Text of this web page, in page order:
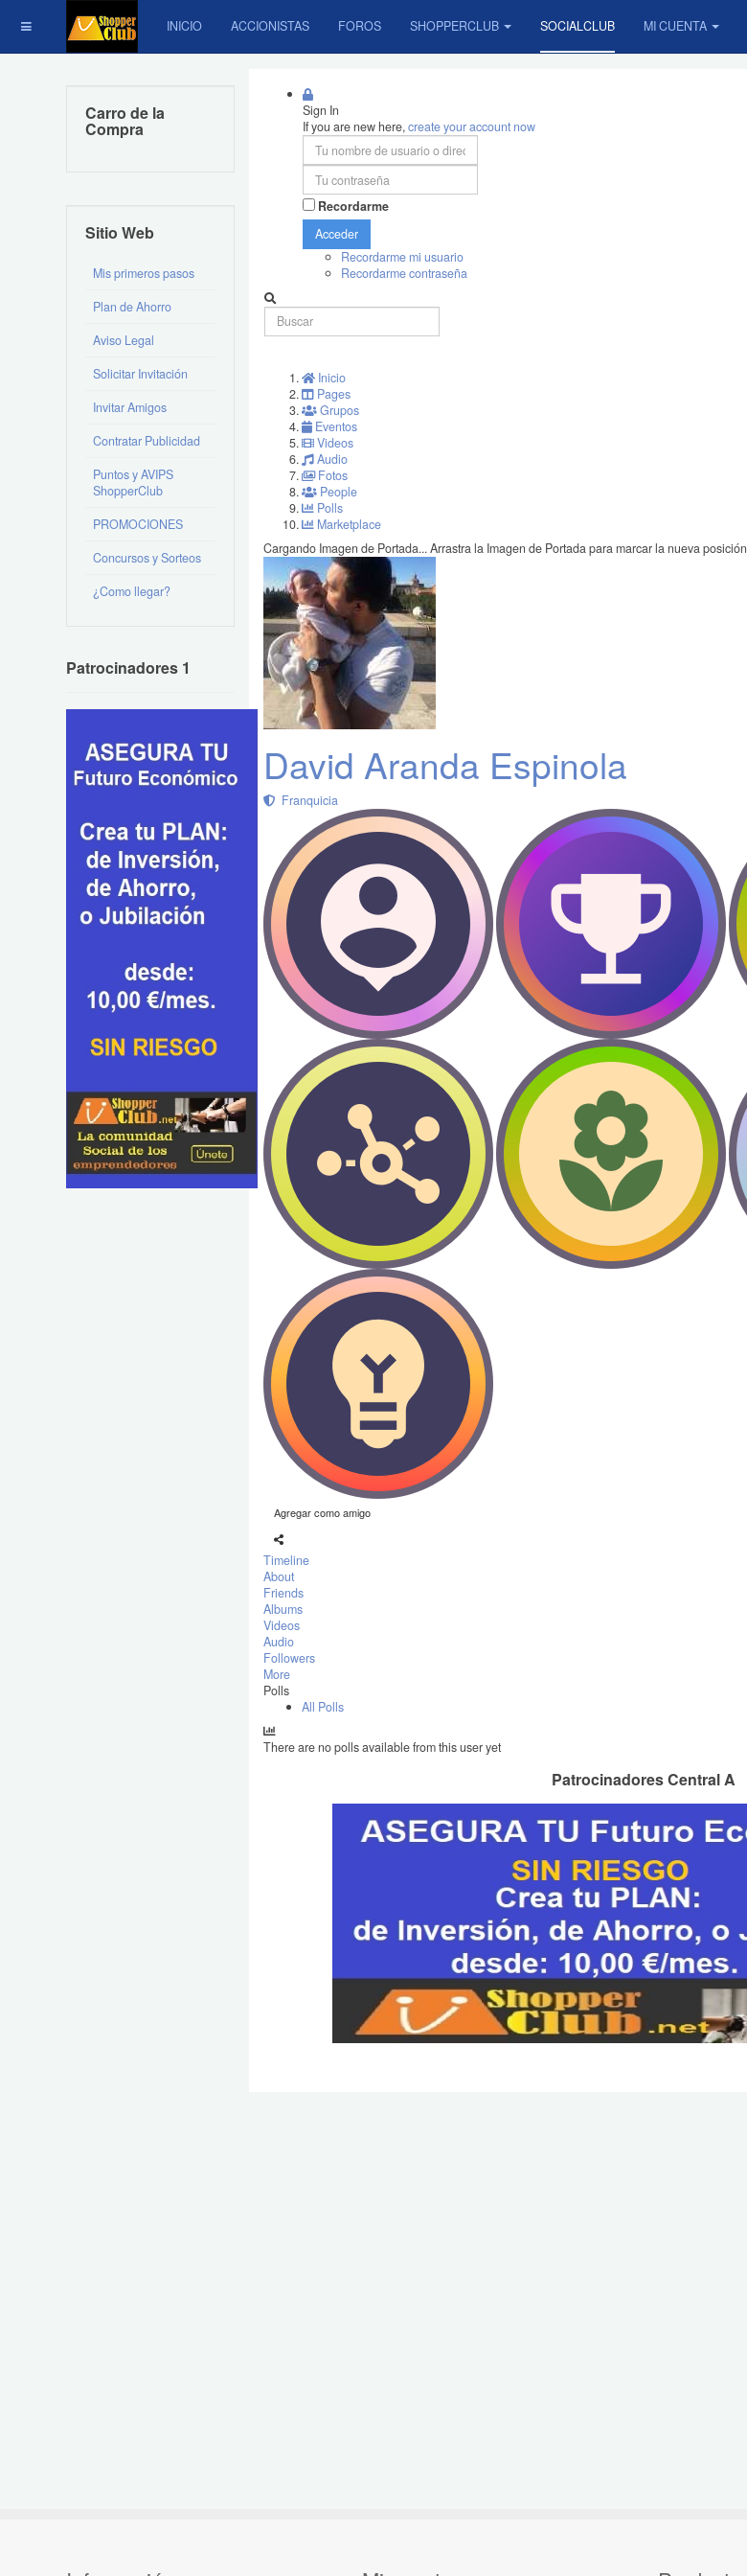
INICIO ACCIONISTAS FOROS SHOPPERCLUB SOCIALCLUB MI CUENTA
Sign In
If you are new here,create your account now
Recordarme
Acceder
Recordarme mi usuario
Recordarme contraseña
Inicio
Pages
Grupos
Eventos
Videos
Audio
Fotos
People
Polls
Marketplace
Cargando Imagen de Portada...Arrastra la Imagen de Portada para marcar la nueva posición
David Aranda Espinola
Franquicia
Agregar como amigo
Timeline
About
Friends
Albums
Videos
Audio
Followers
More
Polls
All Polls
There are no polls available from this user yet
Patrocinadores Central A
Carro de la
Compra
Sitio Web
Mis primeros pasos
Plan de Ahorro
Aviso Legal
Solicitar Invitación
Invitar Amigos
Contratar Publicidad
Puntos y AVIPS
ShopperClub
PROMOCIONES
Concursos y Sorteos
¿Como llegar?
Patrocinadores 1